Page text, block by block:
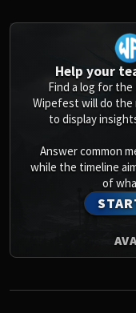
Help your
Find a log for
Wipefest will do the
to display
Answer common
while the timeline
of